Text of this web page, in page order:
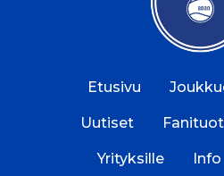
Etusivu
Uutiset
Yrityksille Info